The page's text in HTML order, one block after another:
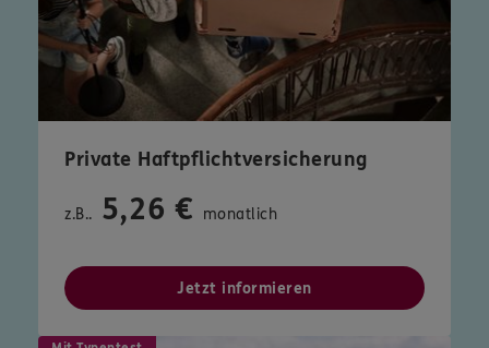
Private Haftpflichtversicherung
z.B.. 5,26 € monatlich
Jetzt informieren